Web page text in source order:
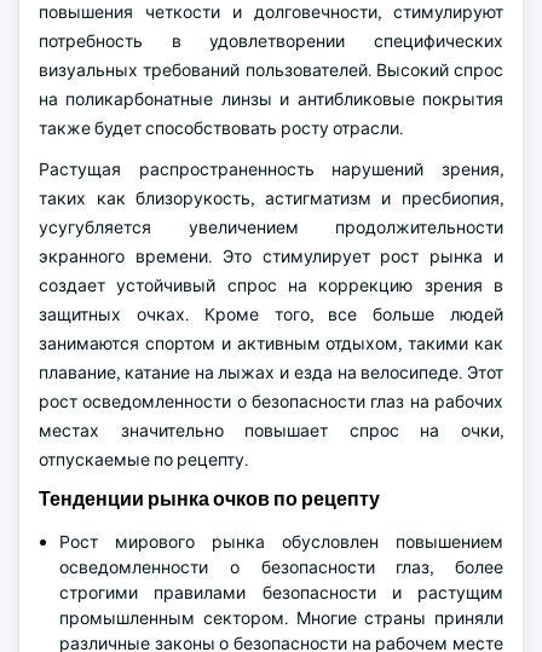
повышения четкости и долговечности, стимулируют
потребность в удовлетворении специфических
визуальных требований пользователей. Высокий спрос
на поликарбонатные линзы и антибликовые покрытия
также будет способствовать росту отрасли.
Растущая распространенность нарушений зрения,
таких как близорукость, астигматизм и пресбиопия,
усугубляется увеличением продолжительности
экранного времени. Это стимулирует рост рынка и
создает устойчивый спрос на коррекцию зрения в
защитных очках. Кроме того, все больше людей
занимаются спортом и активным отдыхом, такими как
плавание, катание на лыжах и езда на велосипеде. Этот
рост осведомленности о безопасности глаз на рабочих
местах значительно повышает спрос на очки,
отпускаемые по рецепту.
Тенденции рынка очков по рецепту
Рост мирового рынка обусловлен повышением
осведомленности о безопасности глаз, более
строгими правилами безопасности и растущим
промышленным сектором. Многие страны приняли
различные законы о безопасности на рабочем месте